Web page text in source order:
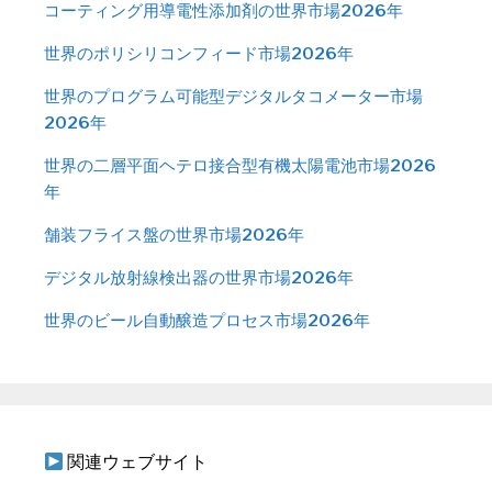
コーティング用導電性添加剤の世界市場2026年
世界のポリシリコンフィード市場2026年
世界のプログラム可能型デジタルタコメーター市場
2026年
世界の二層平面ヘテロ接合型有機太陽電池市場2026
年
舗装フライス盤の世界市場2026年
デジタル放射線検出器の世界市場2026年
世界のビール自動醸造プロセス市場2026年
関連ウェブサイト